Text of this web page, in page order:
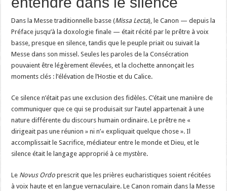
Dans la Messe traditionnelle basse (Missa Lecta), le Canon — depuis la
Préface jusqu’à la doxologie finale — était récité par le prêtre à voix
basse, presque en silence, tandis que le peuple priait ou suivait la
Messe dans son missel. Seules les paroles de la Consécration
pouvaient être légèrement élevées, et la clochette annonçait les
moments clés : l’élévation de l’Hostie et du Calice.
Ce silence n’était pas une exclusion des fidèles. C’était une manière de
communiquer que ce qui se produisait sur l’autel appartenait à une
nature différente du discours humain ordinaire. Le prêtre ne «
dirigeait pas une réunion » ni n’« expliquait quelque chose ». Il
accomplissait le Sacrifice, médiateur entre le monde et Dieu, et le
silence était le langage approprié à ce mystère.
Le Novus Ordo prescrit que les prières eucharistiques soient récitées
à voix haute et en langue vernaculaire. Le Canon romain dans la Messe